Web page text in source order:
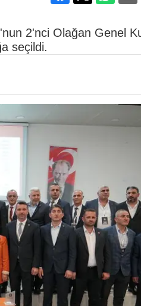
2'nci Olağan Genel
seçildi.